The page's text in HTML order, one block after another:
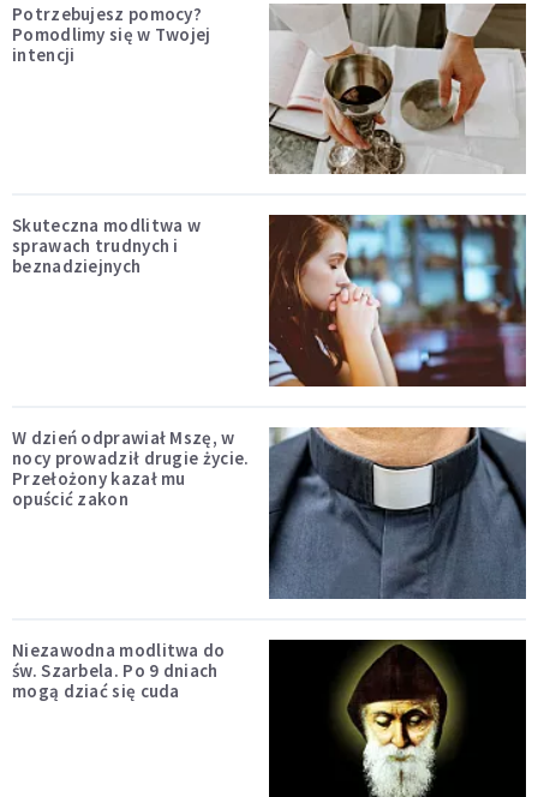
Potrzebujesz pomocy?
Pomodlimy się w Twojej
intencji
Skuteczna modlitwa w
sprawach trudnych i
beznadziejnych
W dzień odprawiał Mszę, w
nocy prowadził drugie życie.
Przełożony kazał mu
opuścić zakon
Niezawodna modlitwa do
św. Szarbela. Po 9 dniach
mogą dziać się cuda